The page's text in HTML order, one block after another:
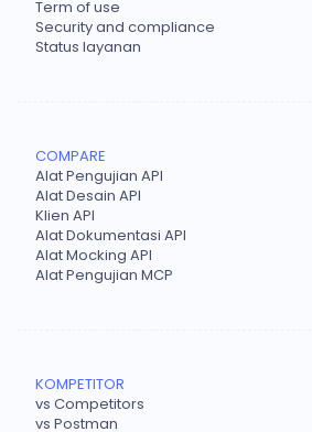
Term of use
Security and compliance
Status layanan
COMPARE
Alat Pengujian API
Alat Desain API
Klien API
Alat Dokumentasi API
Alat Mocking API
Alat Pengujian MCP
KOMPETITOR
vs Competitors
vs Postman